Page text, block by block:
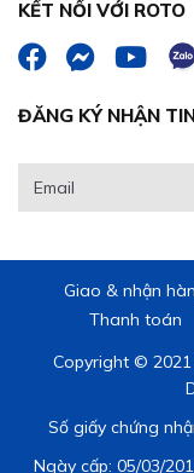
KẾT NỐI VỚI ROTO
ĐĂNG KÝ NHẬN
Giao & nhận
Thanh toán
Copyright © 2021
Số giấy chứng
Ngày cấp: 05/03/